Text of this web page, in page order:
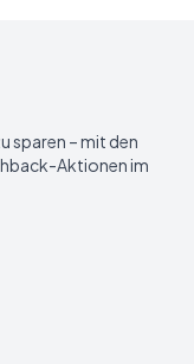
sparen – mit den
Aktionen im